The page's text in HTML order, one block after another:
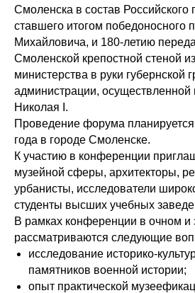
Смоленска в состав Российского
ставшего итогом победоносного
Михайловича, и 180-летию
Смоленской крепостной стеной
министерства в руки губернской
администрации, осуществленной
Николая I.
Проведение форума
года в городе Смоленске.
К участию в конференции
музейной сферы, архитекторы,
урбанисты, исследователи
студенты высших учебных
В рамках конференции в очном
рассматриваются следующие
исследование историко-
памятников военной истории;
опыт практической